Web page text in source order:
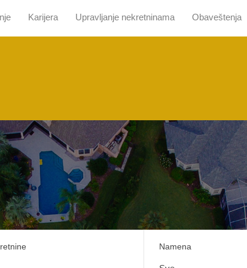
Pretraga sa mapom Prodaja Izdavanje Karijera
Karijera Upravljanje nekretninama Obaveštenja
Namena